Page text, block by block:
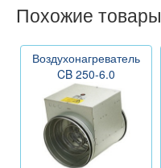
Похожие товары
Воздухонагреватель
CB 250-6.0